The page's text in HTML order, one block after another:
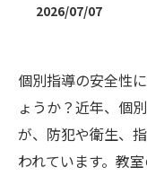
2026/07/07
個別指導の安全性
ょうか？近年、個
が、防犯や衛生、
われています。教